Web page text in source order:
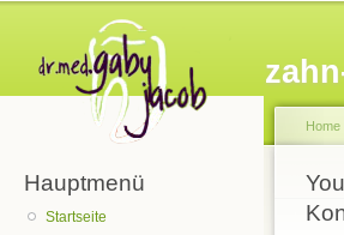
Hauptmenü
Startseite
Home